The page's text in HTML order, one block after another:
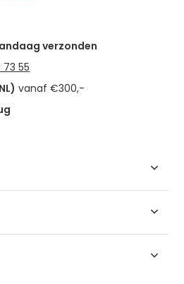
verzonden
73 55
vanaf €300,-